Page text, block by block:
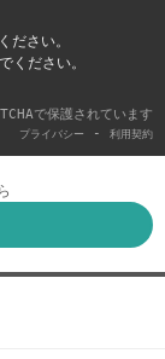
ださい。
ください。
で保護されています
プライバシー - 利用契約